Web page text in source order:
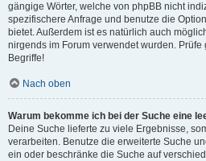
gängige Wörter, welche von phpBB nicht
spezifischere Anfrage und benutze die
bietet. Außerdem ist es natürlich auch
nirgends im Forum verwendet wurden.
Begriffe!
Nach oben
Warum bekomme ich bei der Suche eine
Deine Suche lieferte zu viele Ergebnisse,
verarbeiten. Benutze die erweiterte Suche
ein oder beschränke die Suche auf